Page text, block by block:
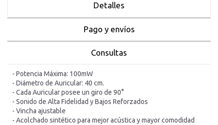
Detalles
Pago y envíos
Consultas
- Potencia Máxima: 100mW
- Diámetro de Auricular: 40 cm.
- Cada Auricular posee un giro de 90°
- Sonido de Alta Fidelidad y Bajos Reforzados
- Vincha ajustable
- Acolchado sintético para mejor acústica y mayor comodidad